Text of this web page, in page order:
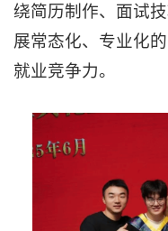
绕简历制作、面试
展常态化、专业化
就业竞争力。